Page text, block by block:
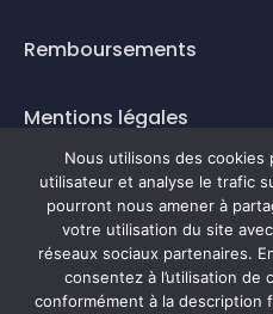
Remboursements
Mentions légales
Questions
Mode de paiement
Nous utilisons des cookies
utilisateur et analyse le trafic
pourront nous amener à
votre utilisation du site
réseaux sociaux partenaires.
consentez à l’utilisation
conformément à la description